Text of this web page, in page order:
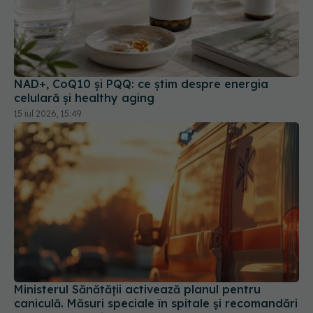
NAD+, CoQ10 și PQQ: ce știm despre energia
celulară și healthy aging
15 iul 2026, 15:49
Ministerul Sănătății activează planul pentru
caniculă. Măsuri speciale în spitale și recomandări